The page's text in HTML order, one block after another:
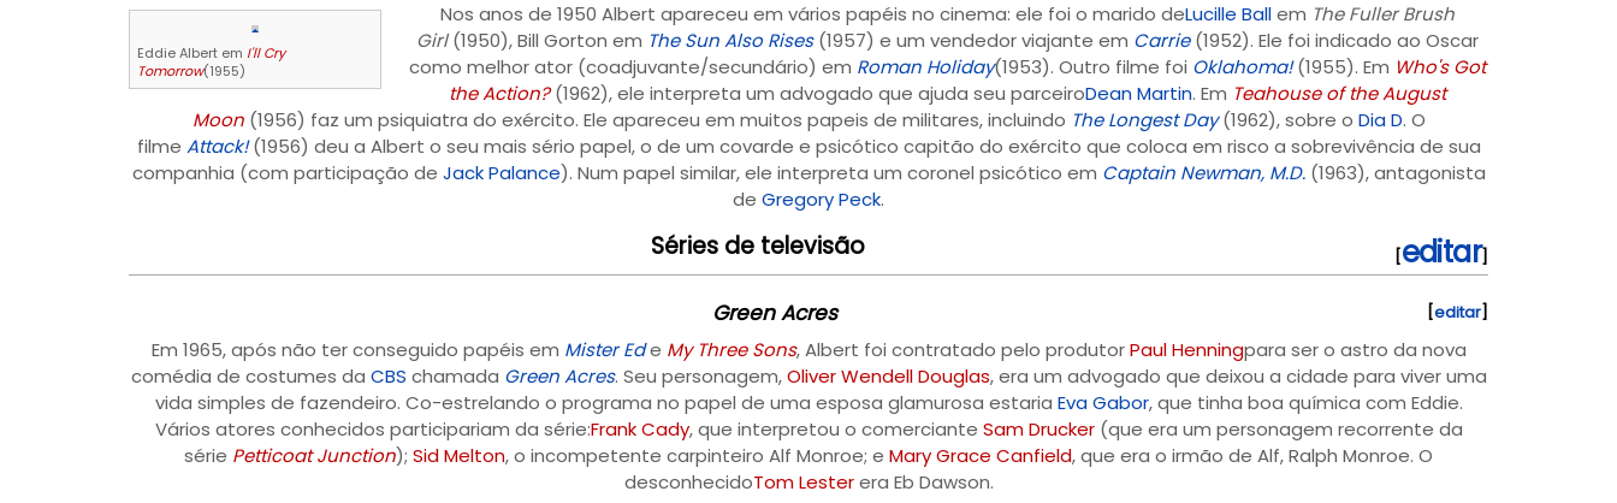
Eddie Albert em I'll Cry
Tomorrow(1955)
Nos anos de 1950 Albert apareceu em vários papéis no cinema: ele foi o marido deLucille Ballem The Fuller Brush
Girl(1950), Bill Gorton em The Sun Also Rises(1957) e um vendedor viajante em Carrie(1952). Ele foi indicado ao Oscar
como melhor ator (coadjuvante/secundário) em Roman Holiday(1953). Outro filme foi Oklahoma!(1955). Em Who's Got
the Action?(1962), ele interpreta um advogado que ajuda seu parceiroDean Martin. Em Teahouse of the August
Moon(1956) faz um psiquiatra do exército. Ele apareceu em muitos papeis de militares, incluindo The Longest Day(1962), sobre o Dia D. O
filme Attack!(1956) deu a Albert o seu mais sério papel, o de um covarde e psicótico capitão do exército que coloca em risco a sobrevivência de sua
companhia (com participação de Jack Palance). Num papel similar, ele interpreta um coronel psicótico em Captain Newman, M.D.(1963), antagonista
de Gregory Peck.
[editar]
Séries de televisão
[editar]
Green Acres
Em 1965, após não ter conseguido papéis em Mister Ede My Three Sons, Albert foi contratado pelo produtorPaul Henningpara ser o astro da nova
comédia de costumes da CBS chamada Green Acres. Seu personagem,Oliver Wendell Douglas, era um advogado que deixou a cidade para viver uma
vida simples de fazendeiro. Co-estrelando o programa no papel de uma esposa glamurosa estaria Eva Gabor, que tinha boa química com Eddie.
Vários atores conhecidos participariam da série:Frank Cady, que interpretou o comerciante Sam Drucker(que era um personagem recorrente da
série Petticoat Junction); Sid Melton, o incompetente carpinteiro Alf Monroe; e Mary Grace Canfield, que era o irmão de Alf, Ralph Monroe. O
desconhecidoTom Lesterera Eb Dawson.